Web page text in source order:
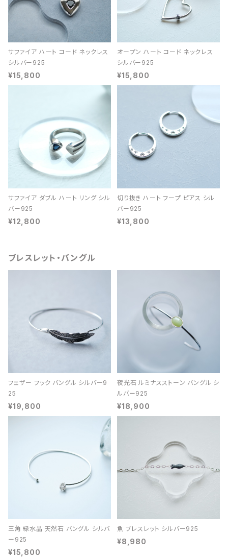
サファイア ハート コード ネックレス
シルバー925
¥15,800
オープン ハート コード ネックレス
シルバー925
¥15,800
サファイア ダブル ハート リング シル
バー925
¥12,800
切り抜き ハート フープ ピアス シル
バー925
¥13,800
ブレスレット・バングル
フェザー フック バングル シルバー9
25
¥19,800
夜光石 ルミナスストーン バングル シ
ルバー925
¥18,900
三角 緑水晶 天然石 バングル シルバ
ー925
¥15,800
魚 ブレスレット シルバー925
¥8,980